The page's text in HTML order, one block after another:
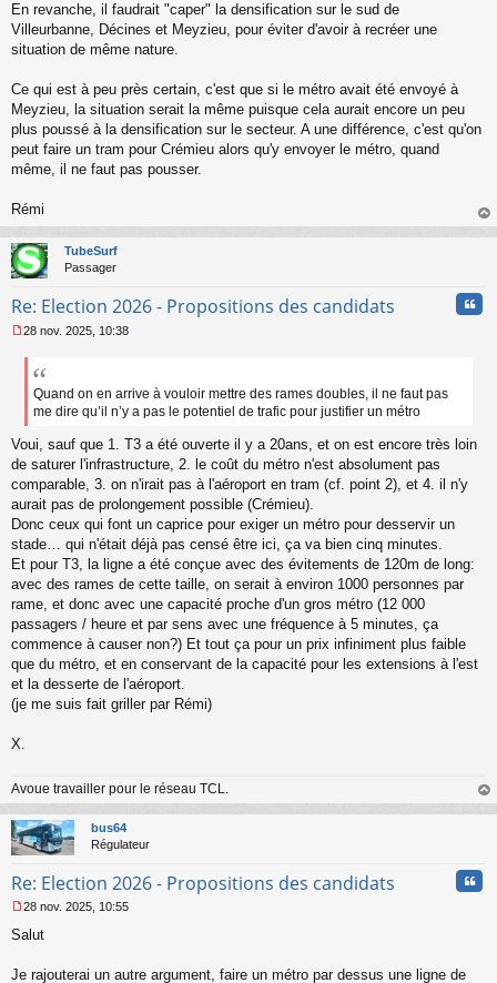
En revanche, il faudrait "caper" la densification sur le sud de
Villeurbanne, Décines et Meyzieu, pour éviter d'avoir à recréer une
situation de même nature.
Ce qui est à peu près certain, c'est que si le métro avait été envoyé à
Meyzieu, la situation serait la même puisque cela aurait encore un peu
plus poussé à la densification sur le secteur. A une différence, c'est qu'on
peut faire un tram pour Crémieu alors qu'y envoyer le métro, quand
même, il ne faut pas pousser.
Rémi
au
TubeSurf
Passager
Re: Election 2026 - Propositions des candidats
e
g
e
n
n
l
u
28 nov. 2025, 10:38
Quand on en arrive à vouloir mettre des rames doubles, il ne faut pas
me dire qu’il n’y a pas le potentiel de trafic pour justifier un métro
Voui, sauf que 1. T3 a été ouverte il y a 20ans, et on est encore très loin
de saturer l'infrastructure, 2. le coût du métro n'est absolument pas
comparable, 3. on n'irait pas à l'aéroport en tram (cf. point 2), et 4. il n'y
aurait pas de prolongement possible (Crémieu).
Donc ceux qui font un caprice pour exiger un métro pour desservir un
stade… qui n'était déjà pas censé être ici, ça va bien cinq minutes.
Et pour T3, la ligne a été conçue avec des évitements de 120m de long:
avec des rames de cette taille, on serait à environ 1000 personnes par
rame, et donc avec une capacité proche d'un gros métro (12 000
passagers / heure et par sens avec une fréquence à 5 minutes, ça
commence à causer non?) Et tout ça pour un prix infiniment plus faible
que du métro, et en conservant de la capacité pour les extensions à l'est
et la desserte de l'aéroport.
(je me suis fait griller par Rémi)
X.
Avoue travailler pour le réseau TCL.
au
bus64
Régulateur
Re: Election 2026 - Propositions des candidats
e
s
28 nov. 2025, 10:55
Salut
Je rajouterai un autre argument, faire un métro par dessus une ligne de